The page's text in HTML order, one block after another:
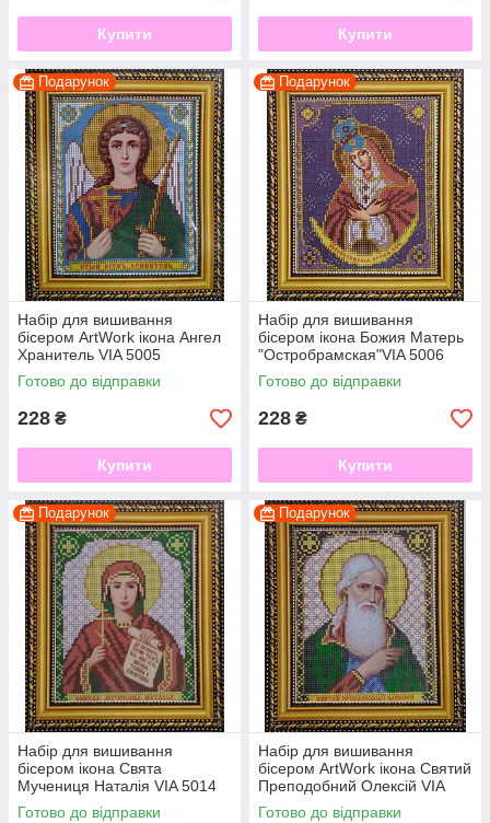
Купити Купити
Подарунок
Набір для вишивання
бісером ArtWork ікона Ангел
Хранитель VIA 5005
Готово до відправки
228 ₴
Купити
Подарунок
Набір для вишивання
бісером ікона Божия Матерь
"Остробрамская"VIA 5006
Готово до відправки
228 ₴
Купити
Подарунок
Набір для вишивання
бісером ікона Свята
Мучениця Наталія VIA 5014
Готово до відправки
Подарунок
Набір для вишивання
бісером ArtWork ікона Святий
Преподобний Олексій VIA
5015
Готово до відправки